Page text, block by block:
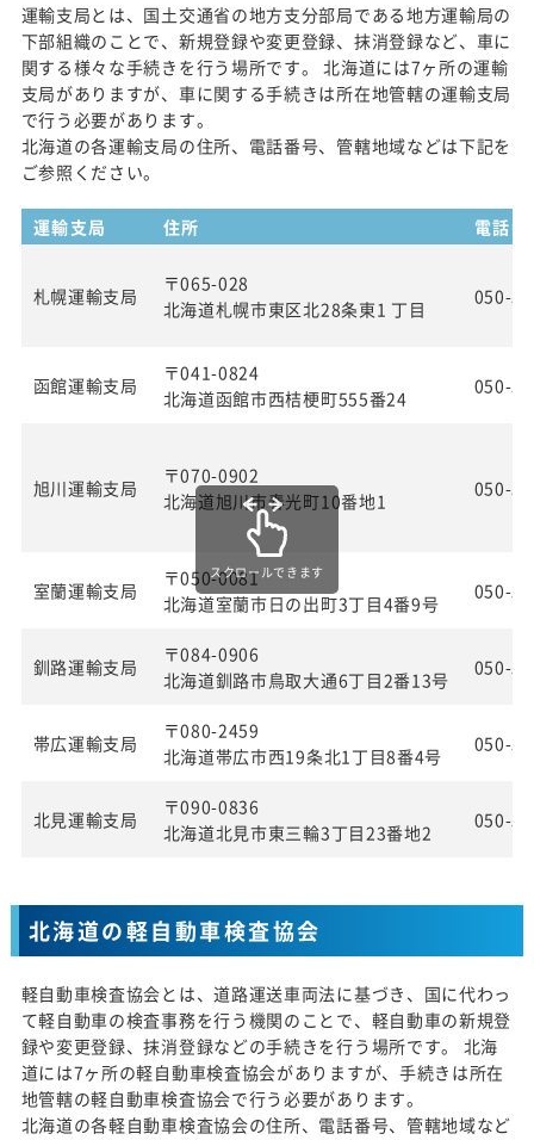
運輸支局とは、国土交通省の地方支分部局である地方運輸局の
下部組織のことで、新規登録や変更登録、抹消登録など、車に
関する様々な手続きを行う場所です。 北海道には7ヶ所の運輸
支局がありますが、車に関する手続きは所在地管轄の運輸支局
で行う必要があります。
北海道の各運輸支局の住所、電話番号、管轄地域などは下記を
ご参照ください。
運輸支局 住所 電話
札幌運輸支局
〒065-028
北海道札幌市東区北28条東1 丁目
050-
函館運輸支局
〒041-0824
北海道函館市西桔梗町555番24
050-
旭川運輸支局
〒070-0902
北海道旭川市春光町10番地1
050-
室蘭運輸支局
〒050-0081
北海道室蘭市日の出町3丁目4番9号
050-
釧路運輸支局
〒084-0906
北海道釧路市鳥取大通6丁目2番13号
050-
帯広運輸支局
〒080-2459
北海道帯広市西19条北1丁目8番4号
050-
北見運輸支局
〒090-0836
北海道北見市東三輪3丁目23番地2
050-
スクロールできます
北海道の軽自動車検査協会
軽自動車検査協会とは、道路運送車両法に基づき、国に代わっ
て軽自動車の検査事務を行う機関のことで、軽自動車の新規登
録や変更登録、抹消登録などの手続きを行う場所です。 北海
道には7ヶ所の軽自動車検査協会がありますが、手続きは所在
地管轄の軽自動車検査協会で行う必要があります。
北海道の各軽自動車検査協会の住所、電話番号、管轄地域など